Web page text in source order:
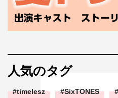
人気のタグ
timelesz SixTONES